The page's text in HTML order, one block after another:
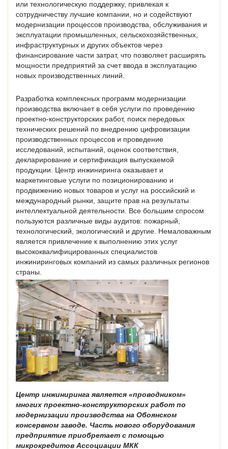
или технологическую поддержку, привлекая к
сотрудничеству лучшие компании, но и содействуют
модернизации процессов производства, обслуживания и
эксплуатации промышленных, сельскохозяйственных,
инфраструктурных и других объектов через
финансирование части затрат, что позволяет расширять
мощности предприятий за счет ввода в эксплуатацию
новых производственных линий.
Разработка комплексных программ модернизации
производства включает в себя услуги по проведению
проектно-конструкторских работ, поиск передовых
технических решений по внедрению цифровизации
производственных процессов и проведение
исследований, испытаний, оценок соответствия,
декларирование и сертификация выпускаемой
продукции. Центр инжиниринга оказывает и
маркетинговые услуги по позиционированию и
продвижению новых товаров и услуг на российский и
международный рынки, защите прав на результаты
интеллектуальной деятельности. Все большим спросом
пользуются различные виды аудитов: пожарный,
технологический, экологический и другие. Немаловажным
является привлечение к выполнению этих услуг
высококвалифицированных специалистов
инжиниринговых компаний из самых различных регионов
страны.
Центр инжиниринга является «проводником»
многих проектно-конструкторских работ по
модернизации производства на Обоянском
консервном заводе. Часть нового оборудования
предприятие приобретает с помощью
микрокредитов Ассоциации МКК